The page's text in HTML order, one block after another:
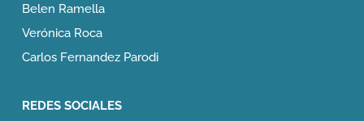
Belen Ramella
Verónica Roca
Carlos Fernandez Parodi
REDES SOCIALES